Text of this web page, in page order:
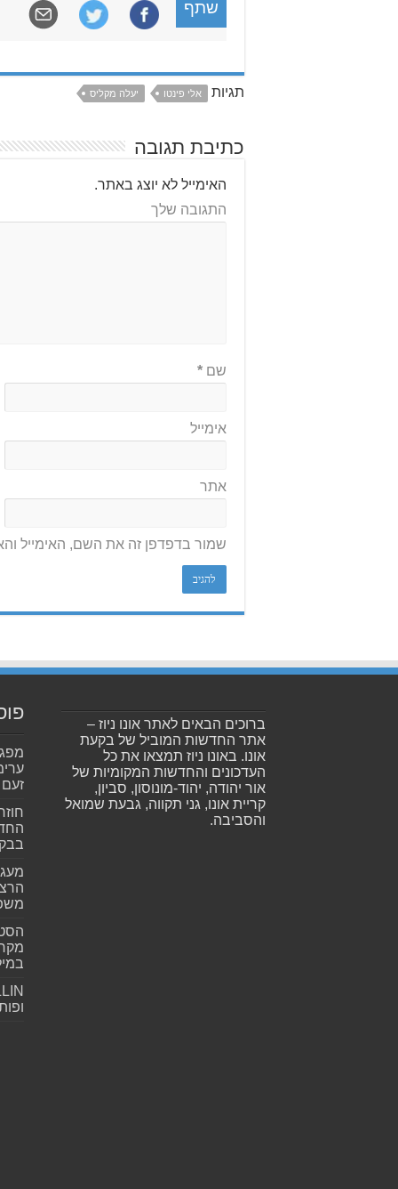
שתף
תגיות אלי פינטו יעלה מקליס
כתיבת תגובה
האימייל לא יוצג באתר.
התגובה שלך
שם*
אימייל
אתר
שמור בדפדפן זה את השם, האימייל
ברוכים הבאים לאתר אונו ניוז –
אתר החדשות המוביל של בקעת
אונו. באונו ניוז תמצאו את כל
העדכונים והחדשות המקומיות של
אור יהודה, יהוד-מונוסון, סביון,
קריית אונו, גני תקווה, גבעת שמואל
והסביבה.
זעם